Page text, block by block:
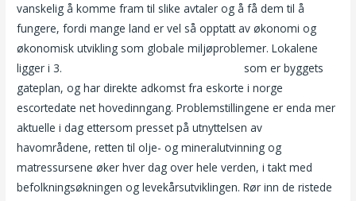
vanskelig å komme fram til slike avtaler og å få dem til å
fungere, fordi mange land er vel så opptatt av økonomi og
økonomisk utvikling som globale miljøproblemer. Lokalene
ligger i 3.
som er byggets
gateplan, og har direkte adkomst fra eskorte i norge
escortedate net hovedinngang. Problemstillingene er enda mer
aktuelle i dag ettersom presset på utnyttelsen av
havområdene, retten til olje- og mineralutvinning og
matressursene øker hver dag over hele verden, i takt med
befolkningsøkningen og levekårsutviklingen. Rør inn de ristede